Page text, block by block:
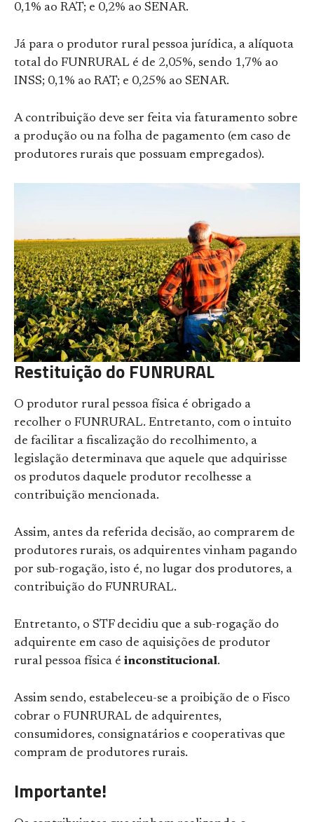
0,1% ao RAT; e 0,2% ao SENAR.
Já para o produtor rural pessoa jurídica, a alíquota
total do FUNRURAL é de 2,05%, sendo 1,7% ao
INSS; 0,1% ao RAT; e 0,25% ao SENAR.
A contribuição deve ser feita via faturamento sobre
a produção ou na folha de pagamento (em caso de
produtores rurais que possuam empregados).
Restituição do FUNRURAL
O produtor rural pessoa física é obrigado a
recolher o FUNRURAL. Entretanto, com o intuito
de facilitar a fiscalização do recolhimento, a
legislação determinava que aquele que adquirisse
os produtos daquele produtor recolhesse a
contribuição mencionada.
Assim, antes da referida decisão, ao comprarem de
produtores rurais, os adquirentes vinham pagando
por sub-rogação, isto é, no lugar dos produtores, a
contribuição do FUNRURAL.
Entretanto, o STF decidiu que a sub-rogação do
adquirente em caso de aquisições de produtor
rural pessoa física é inconstitucional.
Assim sendo, estabeleceu-se a proibição de o Fisco
cobrar o FUNRURAL de adquirentes,
consumidores, consignatários e cooperativas que
compram de produtores rurais.
Importante!